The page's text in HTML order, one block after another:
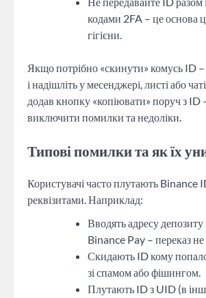
кодами 2FA – це основа
гігієни.
Якщо потрібно «скинути» комусь ID
і надішліть у месенджері, листі або
додав кнопку «копіювати» поруч з ID
виключити помилки та недоліки.
Типові помилки та як їх
Користувачі часто плутають Binance
реквізитами. Наприклад:
Вводять адресу депозиту
Binance Pay – переказ не
Скидають ID кому
зі спамом або фішингом.
Плутають ID з UID (в